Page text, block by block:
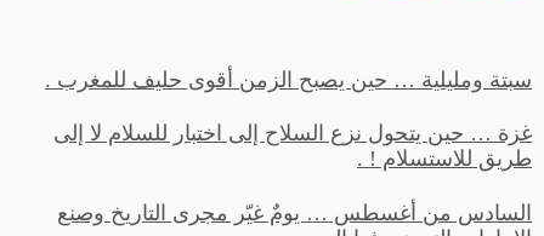
سبتة ومليلية … حين يصبح الزمن أقوى حليف للمغرب .
غزة … حين يتحول نزع السلاح إلى اختبار للسلام لا إلى
طريق للاستسلام ! .
السادس من أغسطس … يومٌ غيّر مجرى التاريخ وصنع